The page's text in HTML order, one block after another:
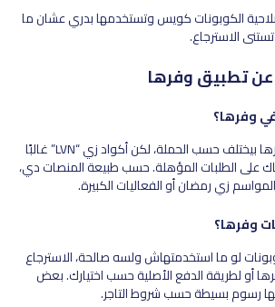
الكوبونات كويس وتستخدمها بدري عشان ما
الاسترجاع.
عن تطبيق وفرها
وفرها؟
أقوى كود خصم في وفرها بيختلف حسب الحملة، لكن أكواد زي “LVN” غالبًا
10% كاش باك على الطلبات المؤهلة. حسب طبيعة المنصات دي،
زي رمضان أو الفعاليات الكبيرة.
وفرها؟
لو ما استخدمتهاش ولسه صالحة، الاسترجاع
أو لطريقة الدفع الأصلية حسب اختيارك. بعض
رسوم بسيطة حسب شروط التاجر.